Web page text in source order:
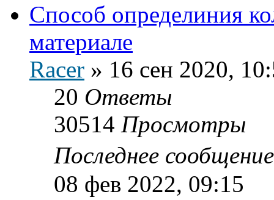
Способ определиния
материале
Racer » 16 сен 2020,
20 Ответы
30514 Просмотры
Последнее
08 фев 2022, 09:15